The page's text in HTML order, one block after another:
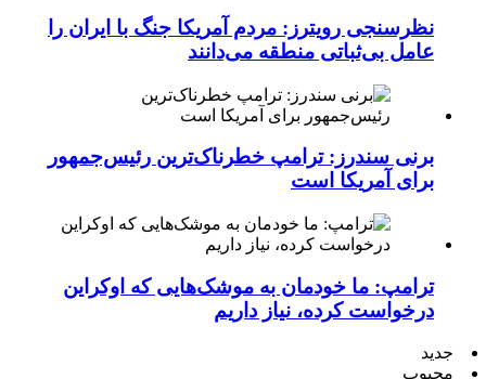
نظرسنجی رویترز: مردم آمریکا جنگ با ایران را
عامل بی‌ثباتی منطقه می‌دانند
برنی سندرز: ترامپ خطرناک‌ترین رئیس‌جمهور
برای آمریکا است
ترامپ: ما خودمان به موشک‌هایی که اوکراین
درخواست کرده، نیاز داریم
جدید
محبوب